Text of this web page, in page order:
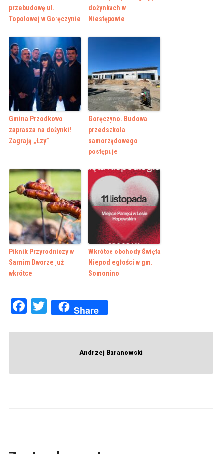
przebudowę ul.
Topolowej w Goręczynie
dożynkach w
Niestępowie
Gmina Przodkowo
zaprasza na dożynki!
Zagrają „Łzy”
Goręczyno. Budowa
przedszkola
samorządowego
postępuje
Piknik Przyrodniczy w
Sarnim Dworze już
wkrótce
Wkrótce obchody Święta
Niepodległości w gm.
Somonino
Facebook
Twitter
Share
Andrzej Baranowski